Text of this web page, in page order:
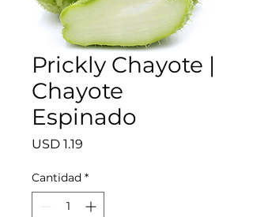
Prickly Chayote |
Chayote
Espinado
USD 1.19
Cantidad *